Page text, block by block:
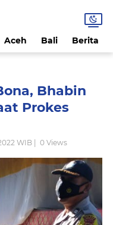
Aceh Bali Berita
Bhabin
Prokes
WIB | 0Views